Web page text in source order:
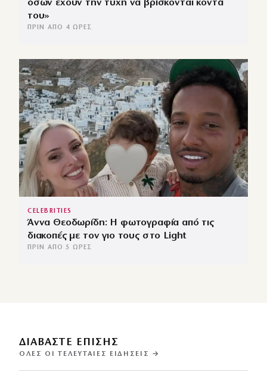
όσων έχουν την τύχη να βρίσκονται κοντά
του»
ΠΡΙΝ ΑΠΌ 4 ΏΡΕΣ
CELEBRITIES
Άννα Θεοδωρίδη: Η φωτογραφία από τις
διακοπές με τον γιο τους στο Light
ΠΡΙΝ ΑΠΌ 5 ΏΡΕΣ
ΔΙΑΒΑΣΤΕ ΕΠΙΣΗΣ
ΌΛΕΣ ΟΙ ΤΕΛΕΥΤΑΊΕΣ ΕΙΔΉΣΕΙΣ →